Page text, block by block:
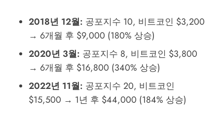
2018년 12월: 공포지수 10, 비트코인 $3,200
→ 6개월 후 $9,000 (180% 상승)
2020년 3월: 공포지수 8, 비트코인 $3,800
→ 6개월 후 $16,800 (340% 상승)
2022년 11월: 공포지수 20, 비트코인
$15,500 → 1년 후 $44,000 (184% 상승)